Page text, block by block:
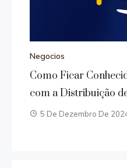
Negocios
Como Ficar
com a Distribuição
5 De Dezembro De